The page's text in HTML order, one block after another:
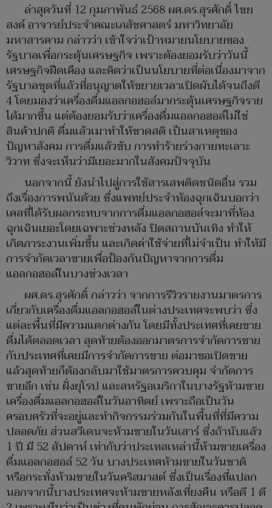
ล่าสุดวันที่ 12 กุมภาพันธ์ 2568 ผศ.ดร.สุรศักดิ์ ไชย
สงค์ อาจารย์ประจำคณะเภสัชศาสตร์ มหาวิทยาลัย
มหาสารคาม กล่าวว่า เข้าใจว่าเป้าหมายนโยบายของ
รัฐบาลเพื่อกระตุ้นเศรษฐกิจ เพราะต้องยอมรับว่าวันนี้
เศรษฐกิจฝืดเคือง และคิดว่าเป็นนโยบายที่ต่อเนื่องมาจาก
รัฐบาลชุดที่แล้วที่อนุญาตให้ขยายเวลาเปิดผับได้จนถึงตี
4 โดยมองว่าเครื่องดื่มแอลกอฮอล์มากระตุ้นเศรษฐกิจราย
ได้มากขึ้น แต่ต้องยอมรับว่าเครื่องดื่มแอลกอฮอล์ไม่ใช่
สินค้าปกติ ดื่มแล้วเมาทำให้ขาดสติ เป็นสาเหตุของ
ปัญหาสังคม การดื่มแล้วขับ การทำร้ายร่างกายทะเลาะ
วิวาท ซึ่งจะเห็นว่ามีเยอะมากในสังคมปัจจุบัน
นอกจากนี้ ยังนำไปสู่การใช้สารเสพติดชนิดอื่น รวม
ถึงเรื่องการพนันด้วย ซึ่งแพทย์ประจำห้องฉุกเฉินบอกว่า
เคสที่ได้รับผลกระทบจากการดื่มแอลกอฮอล์จะมาที่ห้อง
ฉุกเฉินเยอะโดยเฉพาะช่วงหลัง ปิดสถานบันเทิง ทำให้
เกิดภาระงานเพิ่มขึ้น และเกิดค่าใช้จ่ายที่ไม่จำเป็น ทำให้มี
การจำกัดเวลาขายเพื่อป้องกันปัญหาจากการดื่ม
แอลกอฮอล์ในบางช่วงเวลา
ผศ.ดร.สุรศักดิ์ กล่าวว่า จากการรีวิวรายงานมาตรการ
เกี่ยวกับเครื่องดื่มแอลกอฮอล์ในต่างประเทศจะพบว่า ซึ่ง
แต่ละพื้นที่มีความแตกต่างกัน โดยมีทั้งประเทศที่เคยขาย
ดื่มได้ตลอดเวลา สุดท้ายต้องออกมาตรการจำกัดการขาย
กับประเทศที่เคยมีการจำกัดการขาย ต่อมาขอเปิดขาย
แล้วสุดท้ายก็ต้องกลับมาใช้มาตรการควบคุม จำกัดการ
ขายอีก เช่น ฝั่งยุโรป และสหรัฐอเมริกาในบางรัฐห้ามขาย
เครื่องดื่มแอลกอฮอล์ในวันอาทิตย์ เพราะถือเป็นวัน
ครอบครัวที่จะอยู่และทำกิจกรรมร่วมกันในพื้นที่ที่มีความ
ปลอดภัย ส่วนสวีเดนจะห้ามขายในวันเสาร์ ซึ่งถ้านับแล้ว
1 ปี มี 52 สัปดาห์ เท่ากับว่าประเทสเหล่านี้ห้ามขายเครื่อง
ดื่มแอลกอฮอล์ 52 วัน บางประเทศห้ามขายในวันชาติ
หรือกระทั่งห้ามขายในวันคริสมาสต์ ซึ่งเป็นเรื่องที่แปลก
นอกจากนี้บางประเทศจะห้ามขายหลังเที่ยงคืน หรือตี 1 ตี